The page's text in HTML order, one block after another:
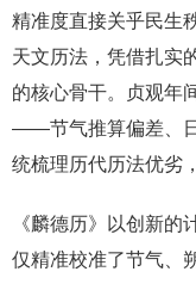
精准度直接关乎民生
天文历法，凭借扎实
的核心骨干。贞观年
——节气推算偏差、
统梳理历代历法优劣
《麟德历》以创新
仅精准校准了节气、